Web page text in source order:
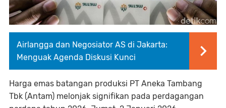
Airlangga dan Negosiator AS di Jakarta:
Menguak Agenda Diskusi Kunci
Harga emas batangan produksi PT Aneka Tambang
Tbk (Antam) melonjak signifikan pada perdagangan